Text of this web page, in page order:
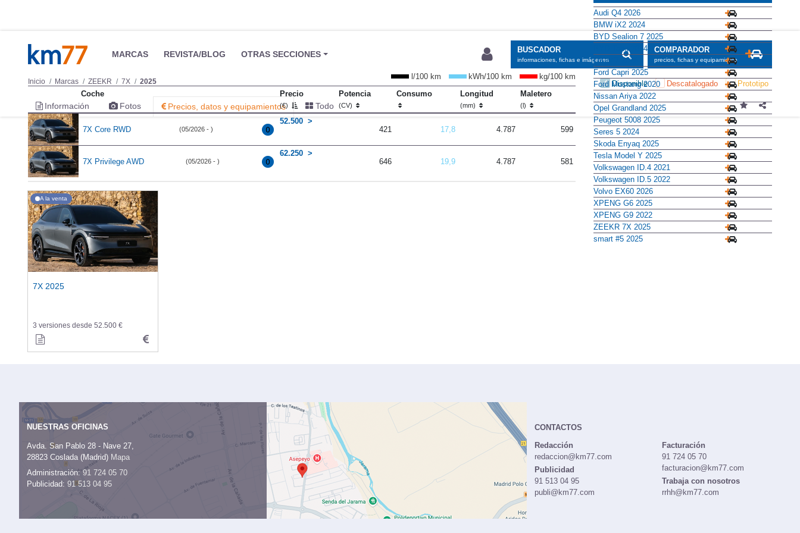
MARCAS REVISTA/BLOG OTRAS SECCIONES BUSCADOR
informaciones, fichas e imágenes
COMPARADOR
precios, fichas y equipamiento
Inicio Marcas ZEEKR 7X 2025 Disponible Descatalogado Prototipo
Información Fotos Precios, datos y equipamientos Todo
l/100 km kWh/100 km
kg/100 km
Coche
Precio
(€)
Potencia
(CV)
Consumo Longitud
(mm)
Maletero
(l)
7X Core RWD (05/2026 - )
52.500
421
17,8 4.787 599
7X Privilege AWD (05/2026 - )
62.250
646
19,9 4.787 581
A la venta
7X 2025
3 versiones desde 52.500 €
Audi Q4 2026
BMW iX2 2024
BYD Sealion 7 2025
BYD Tang 2024
DS N°7 2026
Ford Capri 2025
Ford Mustang 2020
Nissan Ariya 2022
Opel Grandland 2025
Peugeot 5008 2025
Seres 5 2024
Skoda Enyaq 2025
Tesla Model Y 2025
Volkswagen ID.4 2021
Volkswagen ID.5 2022
Volvo EX60 2026
XPENG G6 2025
XPENG G9 2022
ZEEKR 7X 2025
smart #5 2025
NUESTRAS OFICINAS
Avda. San Pablo 28 - Nave 27,
28823 Coslada (Madrid) Mapa
Administración:91 724 05 70
Publicidad: 91 513 04 95
CONTACTOS
Redacción
redaccion@km77.com
Publicidad
91 513 04 95
publi@km77.com
Facturación
91 724 05 70
facturacion@km77.com
Trabaja con nosotros
rrhh@km77.com